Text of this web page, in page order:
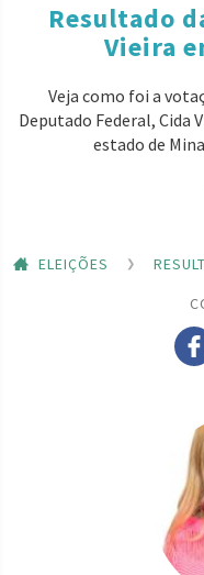
Resultado
Vieira
Veja como foi a
Deputado Federal, Cida
estado de
ELEIÇÕES